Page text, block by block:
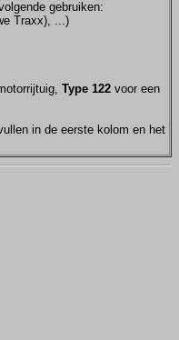
gebruiken:
Traxx), ...)
Type 122 voor een
in de eerste kolom en het